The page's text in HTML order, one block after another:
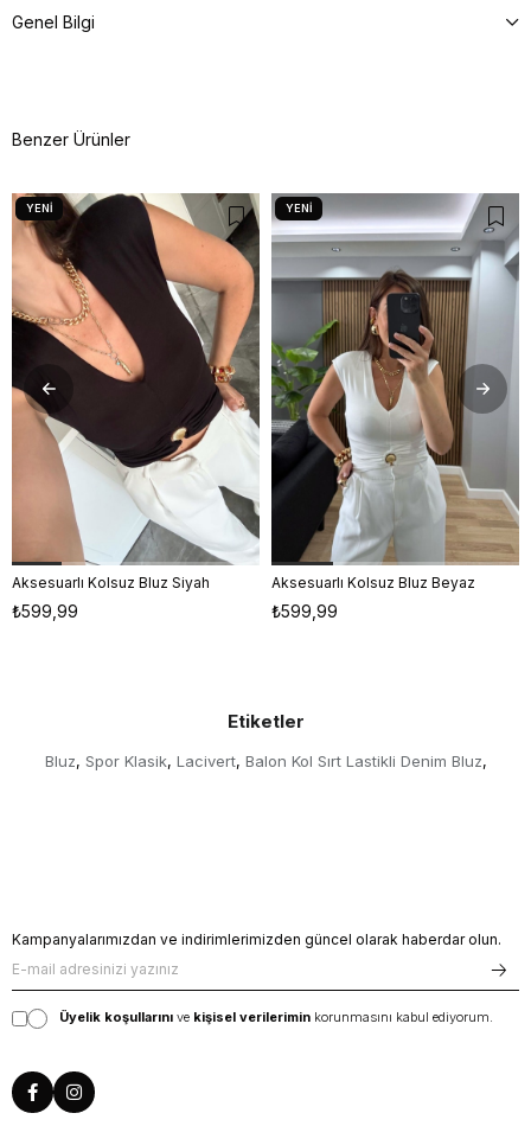
Genel Bilgi
Benzer Ürünler
S M L
Aksesuarlı Kolsuz Bluz Siyah
₺599,99
YENI
ÜRÜN
S M L
Aksesuarlı Kolsuz Bluz Beyaz
₺599,99
YENI
ÜRÜN
Etiketler
Bluz, Spor Klasik, Lacivert, Balon Kol Sırt Lastikli Denim Bluz,
Kampanyalarımızdan ve indirimlerimizden güncel olarak haberdar olun.
Üyelik koşullarını ve kişisel verilerimin korunmasını kabul ediyorum.